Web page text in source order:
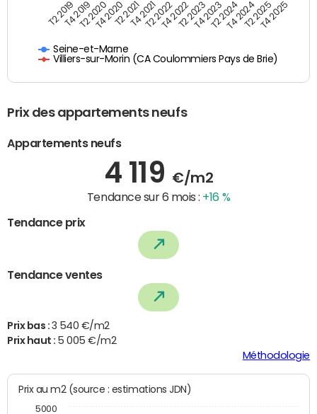
Seine-et-Marne
Villiers-sur-Morin (CA Coulommiers Pays de Brie)
T2 2019T4 2019T2 2020T4 2020T2 2021T4 2021T2 2022T4 2022T2 2023T4 2023T2 2024T4 2024T2 2025T4 2025
Prix des appartements neufs
Appartements neufs
4 119 €/m2
Tendance sur 6 mois : +16 %
Tendance prix
Tendance ventes
Prix bas : 3 540 €/m2
Prix haut : 5 005 €/m2
Méthodologie
Prix au m2 (source : estimations JDN)
5000